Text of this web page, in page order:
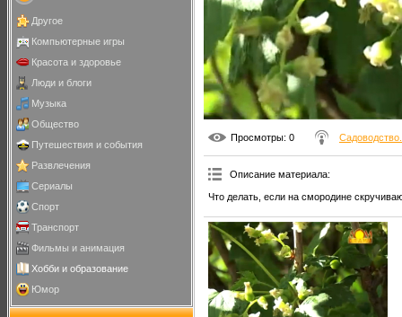
Другое
Компьютерные игры
Красота и здоровье
Люди и блоги
Музыка
Общество
Путешествия и события
Развлечения
Сериалы
Спорт
Транспорт
Фильмы и анимация
Хобби и образование
Юмор
Просмотры: 0
Описание материала:
Что делать, если на смородине